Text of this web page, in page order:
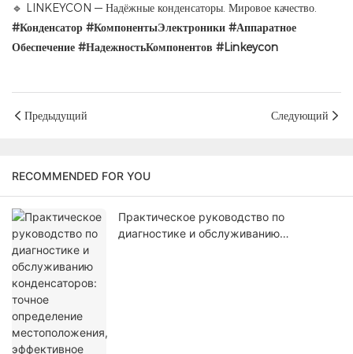
🔹 LINKEYCON — Надёжные конденсаторы. Мировое качество.
#Конденсатор #КомпонентыЭлектроники #Аппаратное
Обеспечение #НадежностьКомпонентов #Linkeycon
Предыдущий Следующий
RECOMMENDED FOR YOU
Практическое руководство по
диагностике и обслуживанию